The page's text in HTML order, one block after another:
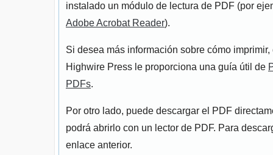
instalado un módulo de lectura de PDF (por
Adobe Acrobat Reader).
Si desea más información sobre cómo
Highwire Press le proporciona una guía útil de
PDFs.
Por otro lado, puede descargar el PDF
podrá abrirlo con un lector de PDF. Para
enlace anterior.